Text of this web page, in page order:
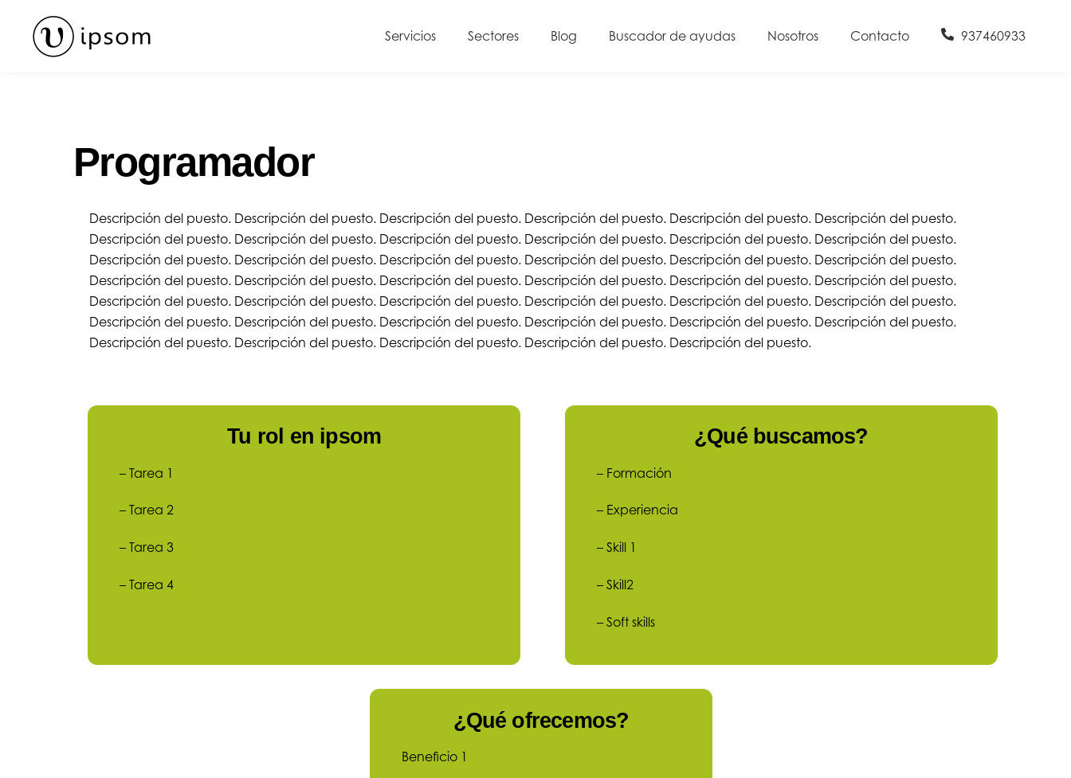
content
Servicios Sectores Blog Buscador de ayudas Nosotros Contacto 937460933
Programador
Descripción del puesto. Descripción del puesto. Descripción del puesto. Descripción del puesto. Descripción del puesto. Descripción del puesto.
Descripción del puesto. Descripción del puesto. Descripción del puesto. Descripción del puesto. Descripción del puesto. Descripción del puesto.
Descripción del puesto. Descripción del puesto. Descripción del puesto. Descripción del puesto. Descripción del puesto. Descripción del puesto.
Descripción del puesto. Descripción del puesto. Descripción del puesto. Descripción del puesto. Descripción del puesto. Descripción del puesto.
Descripción del puesto. Descripción del puesto. Descripción del puesto. Descripción del puesto. Descripción del puesto. Descripción del puesto.
Descripción del puesto. Descripción del puesto. Descripción del puesto. Descripción del puesto. Descripción del puesto. Descripción del puesto.
Descripción del puesto. Descripción del puesto. Descripción del puesto. Descripción del puesto. Descripción del puesto.
Tu rol en ipsom
– Tarea 1
– Tarea 2
– Tarea 3
– Tarea 4
¿Qué buscamos?
– Formación
– Experiencia
– Skill 1
– Skill2
– Soft skills
¿Qué ofrecemos?
Beneficio 1